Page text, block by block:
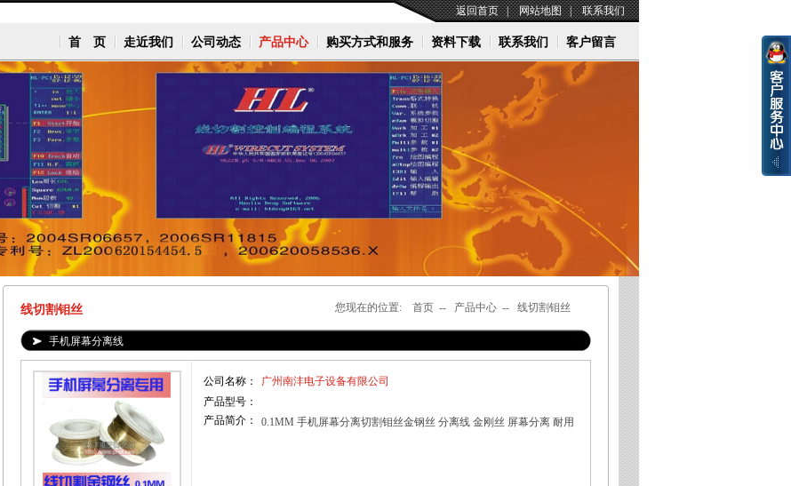
返回首页 | 网站地图 | 联系我们
首 页 走近我们 公司动态 产品中心 购买方式和服务 资料下载 联系我们 客户留言
您现在的位置: 首页 -- 产品中心 -- 线切割钼丝
线切割钼丝
手机屏幕分离线
公司名称：
广州南沣电子设备有限公司
产品型号：
产品简介：
0.1MM 手机屏幕分离切割钼丝金钢丝 分离线 金刚丝 屏幕分离 耐用